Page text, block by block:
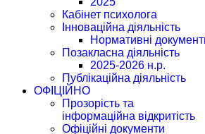
Кабінет психолога
Інноваційна діяльність
Нормативні
Позакласна діяльність
2025-2026 н.р.
Публікаційна діяльність
ОФІЦІЙНО
Прозорість та
інформаційна відкритість
Офіційні документи